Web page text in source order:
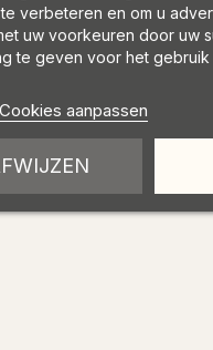
verbeteren en om u
uw voorkeuren door uw
te geven voor het
Cookies aanpassen